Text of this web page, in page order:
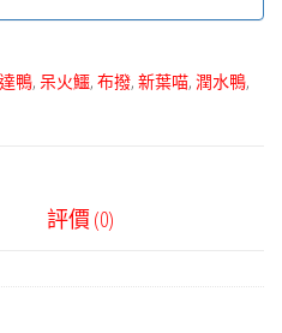
鴨, 呆火鱷, 布撥, 新葉喵, 潤水鴨,
評價 (0)